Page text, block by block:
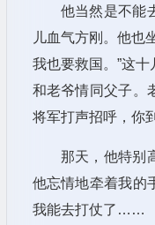
他当然是不能
儿血气方刚。他也
我也要救国。”这
和老爷情同父子。
将军打声招呼，你
那天，他特别
他忘情地牵着我的
我能去打仗了……